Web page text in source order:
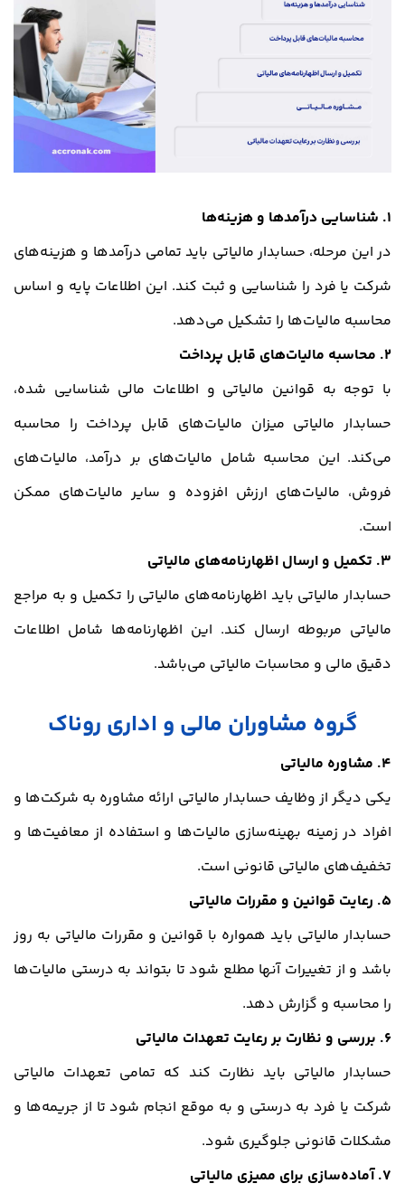
1. شناسایی درآمدها و هزینه‌ها
در این مرحله، حسابدار مالیاتی باید تمامی درآمدها و هزینه‌های
شرکت یا فرد را شناسایی و ثبت کند. این اطلاعات پایه و اساس
محاسبه مالیات‌ها را تشکیل می‌دهد.
2. محاسبه مالیات‌های قابل پرداخت
با توجه به قوانین مالیاتی و اطلاعات مالی شناسایی شده،
حسابدار مالیاتی میزان مالیات‌های قابل پرداخت را محاسبه
می‌کند. این محاسبه شامل مالیات‌های بر درآمد، مالیات‌های
فروش، مالیات‌های ارزش افزوده و سایر مالیات‌های ممکن
است.
3. تکمیل و ارسال اظهارنامه‌های مالیاتی
حسابدار مالیاتی باید اظهارنامه‌های مالیاتی را تکمیل و به مراجع
مالیاتی مربوطه ارسال کند. این اظهارنامه‌ها شامل اطلاعات
دقیق مالی و محاسبات مالیاتی می‌باشد.
گروه مشاوران مالی و اداری روناک
4. مشاوره مالیاتی
یکی دیگر از وظایف حسابدار مالیاتی ارائه مشاوره به شرکت‌ها و
افراد در زمینه بهینه‌سازی مالیات‌ها و استفاده از معافیت‌ها و
تخفیف‌های مالیاتی قانونی است.
5. رعایت قوانین و مقررات مالیاتی
حسابدار مالیاتی باید همواره با قوانین و مقررات مالیاتی به روز
باشد و از تغییرات آنها مطلع شود تا بتواند به درستی مالیات‌ها
را محاسبه و گزارش دهد.
6. بررسی و نظارت بر رعایت تعهدات مالیاتی
حسابدار مالیاتی باید نظارت کند که تمامی تعهدات مالیاتی
شرکت یا فرد به درستی و به موقع انجام شود تا از جریمه‌ها و
مشکلات قانونی جلوگیری شود.
7. آماده‌سازی برای ممیزی مالیاتی